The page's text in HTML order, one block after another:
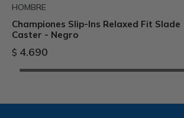
HOMBRE
Championes Slip-Ins Relaxed Fit Slade
Caster - Negro
$ 4.690